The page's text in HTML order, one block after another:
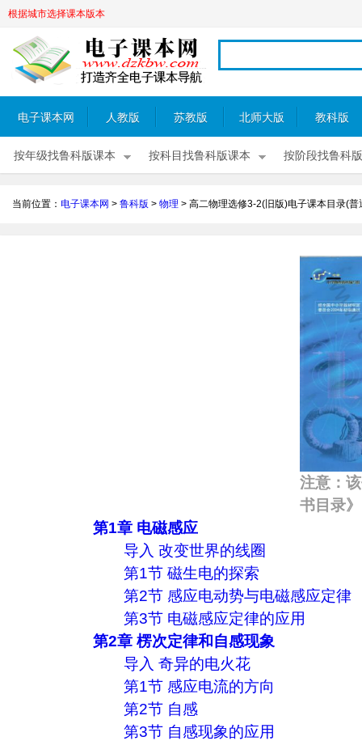
根据城市选择课本版本
电子课本网 人教版 苏教版 北师大版 教科版
按年级找鲁科版课本 按科目找鲁科版课本 按阶段找鲁科
当前位置： 电子课本网 > 鲁科版 > 物理 > 高二物理选修3-2(旧版)电子课本目录(
注意：
书目录
第1章 电磁感应
导入 改变世界的线圈
第1节 磁生电的探索
第2节 感应电动势与电磁感应定律
第3节 电磁感应定律的应用
第2章 楞次定律和自感现象
导入 奇异的电火花
第1节 感应电流的方向
第2节 自感
第3节 自感现象的应用